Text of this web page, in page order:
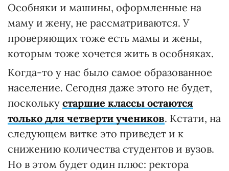
Особняки и машины, оформленные на
маму и жену, не рассматриваются. У
проверяющих тоже есть мамы и жены,
которым тоже хочется жить в особняках.
Когда-то у нас было самое образованное
население. Сегодня даже этого не будет,
поскольку старшие классы остаются
только для четверти учеников. Кстати, на
следующем витке это приведет и к
снижению количества студентов и вузов.
Но в этом будет один плюс: ректора